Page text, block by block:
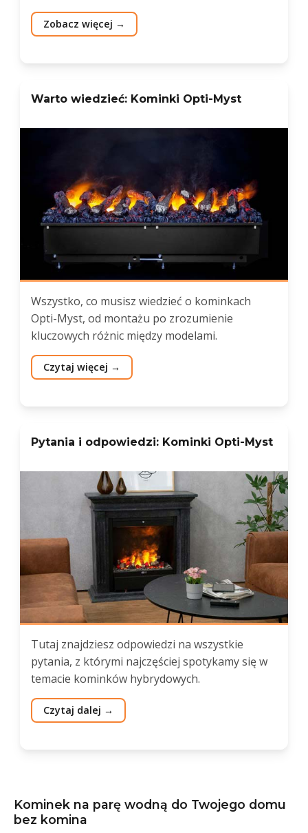
Zobacz więcej
Warto wiedzieć: Kominki Opti-Myst
Wszystko, co musisz wiedzieć o kominkach
Opti-Myst, od montażu po zrozumienie
kluczowych różnic między modelami.
Czytaj więcej
Pytania i odpowiedzi: Kominki Opti-Myst
Tutaj znajdziesz odpowiedzi na wszystkie
pytania, z którymi najczęściej spotykamy się w
temacie kominków hybrydowych.
Czytaj dalej
Kominek na parę wodną do Twojego domu
bez komina